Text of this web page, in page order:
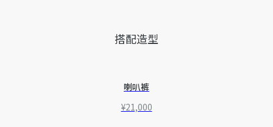
搭配造型
喇叭裤
¥21,000